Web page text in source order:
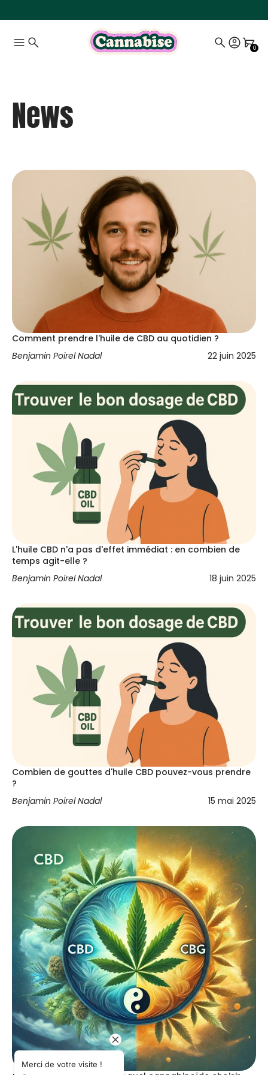
0
News
Comment prendre l'huile de CBD au quotidien ?
Benjamin Poirel Nadal
22 juin 2025
L'huile CBD n'a pas d'effet immédiat : en combien de
temps agit-elle ?
Benjamin Poirel Nadal
18 juin 2025
Combien de gouttes d'huile CBD pouvez-vous prendre
?
Benjamin Poirel Nadal
15 mai 2025
Merci de votre visite !